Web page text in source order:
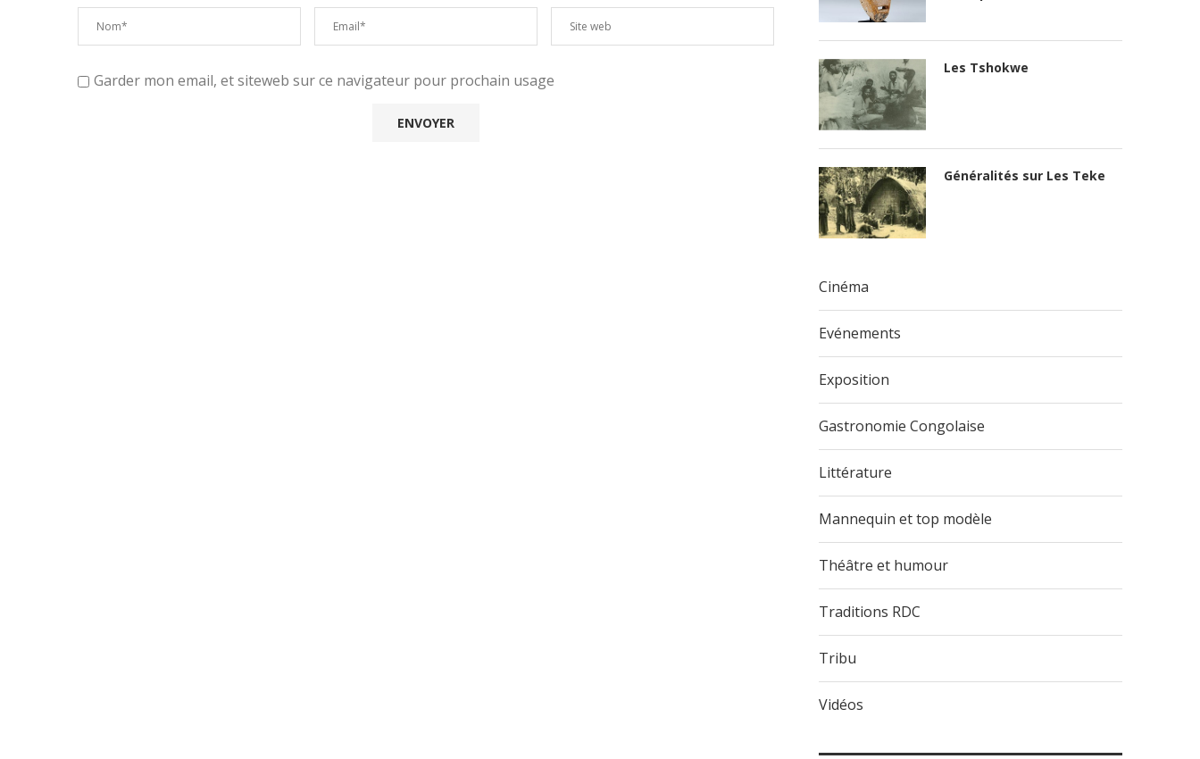
Garder mon email, et siteweb sur ce navigateur pour prochain usage
Les Tshokwe
Généralités sur Les Teke
Cinéma
Evénements
Exposition
Gastronomie Congolaise
Littérature
Mannequin et top modèle
Théâtre et humour
Traditions RDC
Tribu
Vidéos